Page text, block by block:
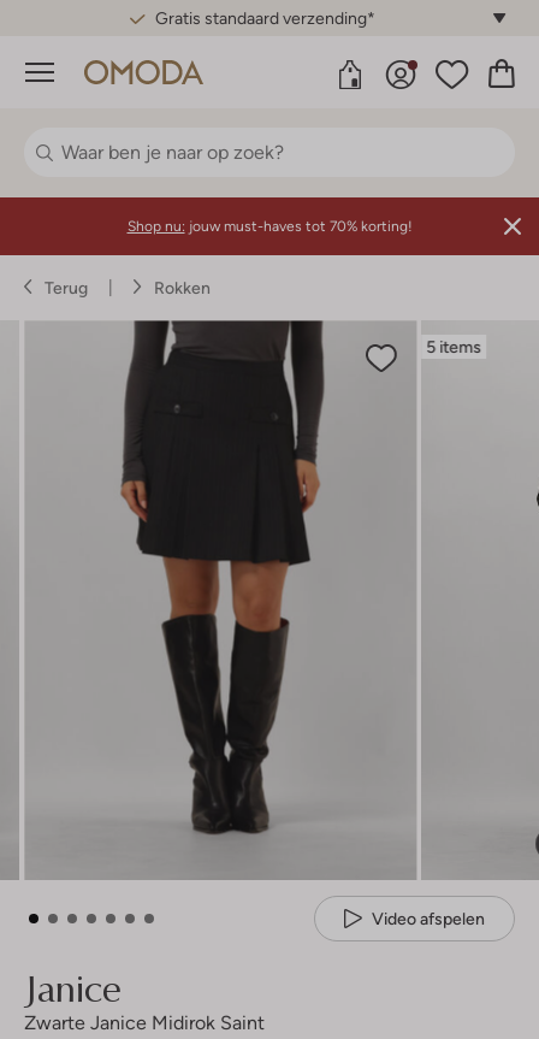
Gratis standaard verzending*
Menu
Shop nu: jouw must-haves tot 70% korting!
Terug Rokken
5 items
Video afspelen
Janice
Zwarte Janice Midirok Saint